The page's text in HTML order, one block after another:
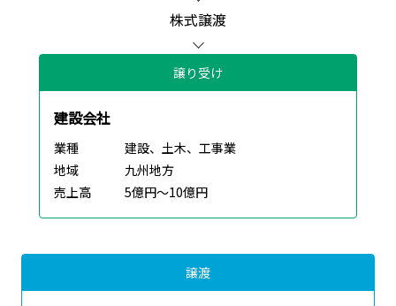
株式譲渡
譲り受け
建設会社
業種
建設、土木、工事業
地域
九州地方
売上高
5億円～10億円
譲渡